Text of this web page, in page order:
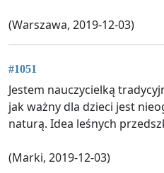
(Warszawa, 2019-12-03)
#1051
Jestem nauczycielką
jak ważny dla dzieci jest
naturą. Idea leśnych
(Marki, 2019-12-03)